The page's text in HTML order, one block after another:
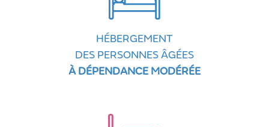
HÉBERGEMENT
DES PERSONNES ÂGÉES
À DÉPENDANCE MODÉRÉE